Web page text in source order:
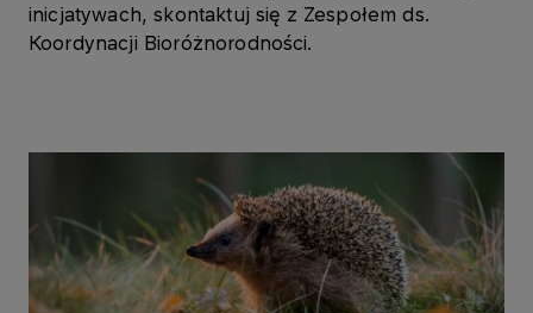
inicjatywach, skontaktuj się z Zespołem ds.
Koordynacji Bioróżnorodności.